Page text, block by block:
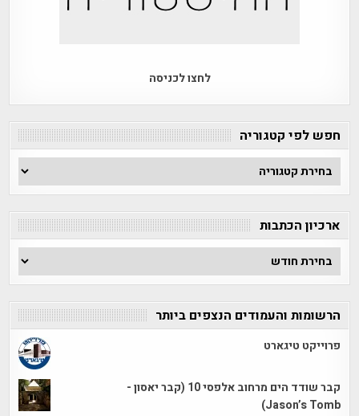
לחצו לכניסה
חפש לפי קטגוריה
חפש
לפי
ארכיון הכתבות
ארכיון
הכתבות
הרשומות והעמודים הנצפים ביותר
פרוייקט טיגארט
קבר שודד הים מרחוב אלפסי 10 (קבר יאסון -
Jason’s Tomb)